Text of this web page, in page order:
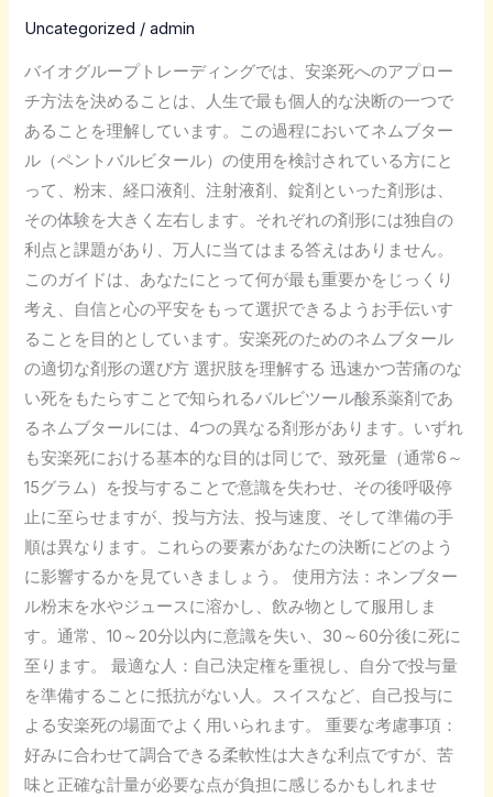
Uncategorized /admin
バイオグループトレーディングでは、安楽死へのアプロー
チ方法を決めることは、人生で最も個人的な決断の一つで
あることを理解しています。この過程においてネムブター
ル（ペントバルビタール）の使用を検討されている方にと
って、粉末、経口液剤、注射液剤、錠剤といった剤形は、
その体験を大きく左右します。それぞれの剤形には独自の
利点と課題があり、万人に当てはまる答えはありません。
このガイドは、あなたにとって何が最も重要かをじっくり
考え、自信と心の平安をもって選択できるようお手伝いす
ることを目的としています。安楽死のためのネムブタール
の適切な剤形の選び方 選択肢を理解する 迅速かつ苦痛のな
い死をもたらすことで知られるバルビツール酸系薬剤であ
るネムブタールには、4つの異なる剤形があります。いずれ
も安楽死における基本的な目的は同じで、致死量（通常6～
15グラム）を投与することで意識を失わせ、その後呼吸停
止に至らせますが、投与方法、投与速度、そして準備の手
順は異なります。これらの要素があなたの決断にどのよう
に影響するかを見ていきましょう。 使用方法：ネンブター
ル粉末を水やジュースに溶かし、飲み物として服用しま
す。通常、10～20分以内に意識を失い、30～60分後に死に
至ります。 最適な人：自己決定権を重視し、自分で投与量
を準備することに抵抗がない人。スイスなど、自己投与に
よる安楽死の場面でよく用いられます。 重要な考慮事項：
好みに合わせて調合できる柔軟性は大きな利点ですが、苦
味と正確な計量が必要な点が負担に感じるかもしれませ
の
ブ
タ
ル
の
適
切
な
剤
選
び